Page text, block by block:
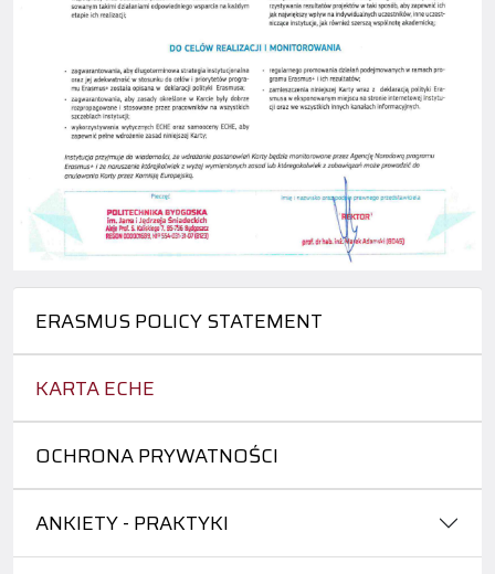
ERASMUS POLICY STATEMENT
KARTA ECHE
OCHRONA PRYWATNOŚCI
ANKIETY - PRAKTYKI